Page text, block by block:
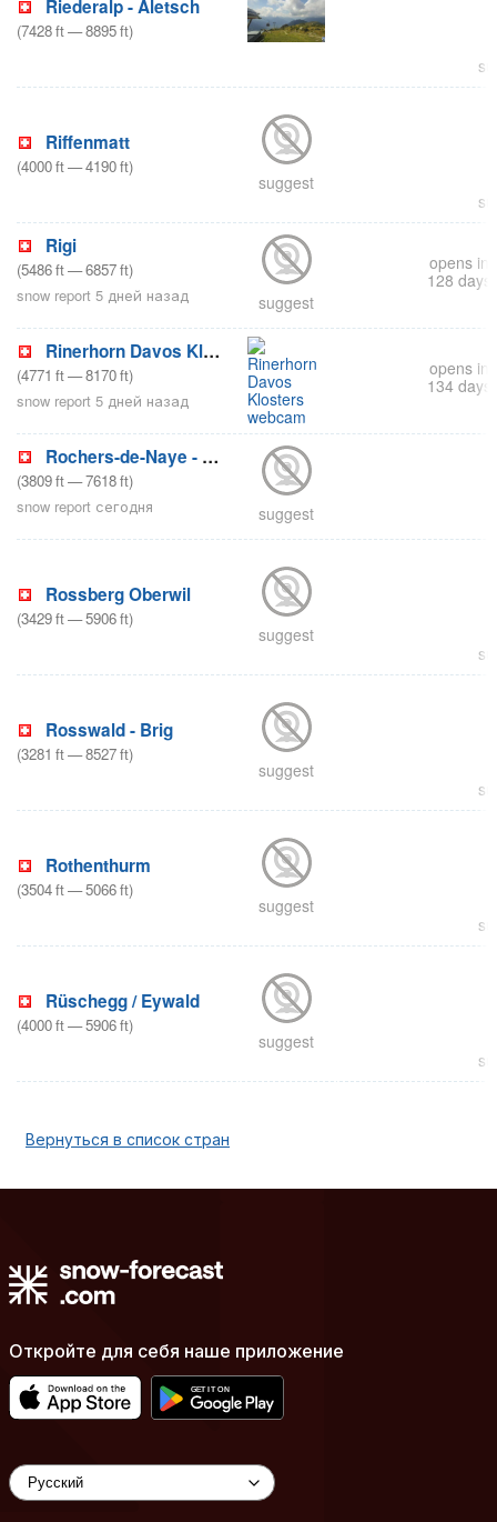
Riederalp - Aletsch
(7428ft—8895ft)
Riffenmatt
(4000ft—4190ft)
suggest
Rigi
(5486ft—6857ft)
snow report 5 дней назад
suggest
opens in
128 days
Rinerhorn Davos Klosters
(4771 ft—8170ft)
snow report 5 дней назад
opens in
134 days
Rochers-de-Naye - Caux
(3809ft—7618ft)
snow report сегодня
suggest
Rossberg Oberwil
(3429ft—5906ft)
suggest
Rosswald - Brig
(3281 ft—8527ft)
suggest
Rothenthurm
(3504ft—5066ft)
suggest
Rüschegg / Eywald
(4000ft—5906ft)
suggest
Вернуться в список стран
Откройте для себя наше приложение